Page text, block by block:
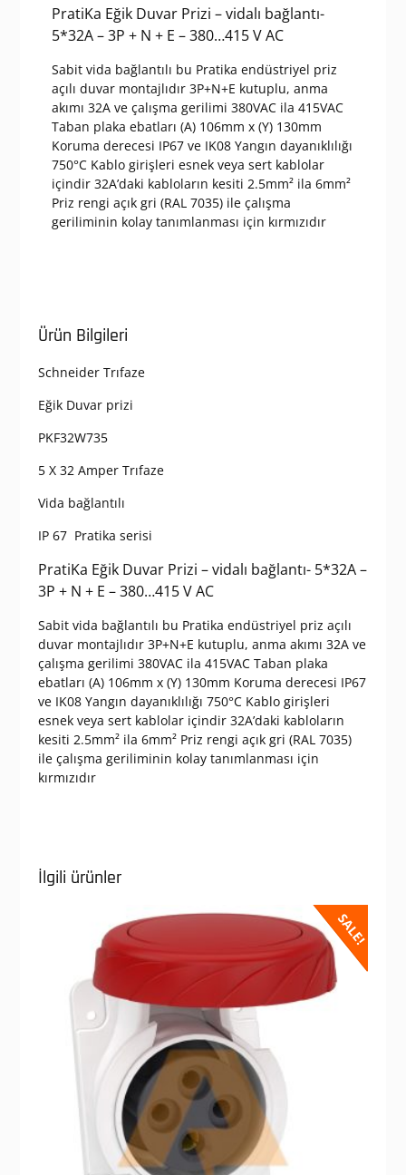
PratiKa Eğik Duvar Prizi – vidalı bağlantı-
5*32A – 3P + N + E – 380…415 V AC
Sabit vida bağlantılı bu Pratika endüstriyel priz
açılı duvar montajlıdır 3P+N+E kutuplu, anma
akımı 32A ve çalışma gerilimi 380VAC ila 415VAC
Taban plaka ebatları (A) 106mm x (Y) 130mm
Koruma derecesi IP67 ve IK08 Yangın dayanıklılığı
750°C Kablo girişleri esnek veya sert kablolar
içindir 32A’daki kabloların kesiti 2.5mm² ila 6mm²
Priz rengi açık gri (RAL 7035) ile çalışma
geriliminin kolay tanımlanması için kırmızıdır
Ürün Bilgileri
Schneider Trıfaze
Eğik Duvar prizi
PKF32W735
5 X 32 Amper Trıfaze
Vida bağlantılı
IP 67 Pratika serisi
PratiKa Eğik Duvar Prizi – vidalı bağlantı- 5*32A –
3P + N + E – 380…415 V AC
Sabit vida bağlantılı bu Pratika endüstriyel priz açılı
duvar montajlıdır 3P+N+E kutuplu, anma akımı 32A ve
çalışma gerilimi 380VAC ila 415VAC Taban plaka
ebatları (A) 106mm x (Y) 130mm Koruma derecesi IP67
ve IK08 Yangın dayanıklılığı 750°C Kablo girişleri
esnek veya sert kablolar içindir 32A’daki kabloların
kesiti 2.5mm² ila 6mm² Priz rengi açık gri (RAL 7035)
ile çalışma geriliminin kolay tanımlanması için
kırmızıdır
İlgili ürünler
SALE!